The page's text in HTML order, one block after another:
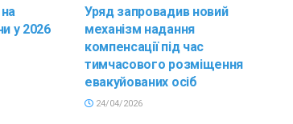
у 2026
Уряд запровадив новий
механізм надання
компенсації під час
тимчасового розміщення
евакуйованих осіб
24/04/2026